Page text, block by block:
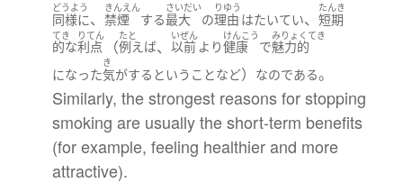
どうよう
同様に、
きんえん
禁煙 する
さいだい
最大 の
りゆう
理由 はたいてい、
たんき
短期
てき
的な
りてん
利点 （
たと
例えば、
いぜん
以前 より
けんこう
健康 で
みりょくてき
魅力的
になった
き
気がする という ことなど） なのである。
Similarly, the strongest reasons for stopping
smoking are usually the short-term benefits
(for example, feeling healthier and more
attractive).